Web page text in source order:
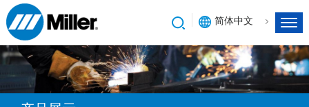
简体中文